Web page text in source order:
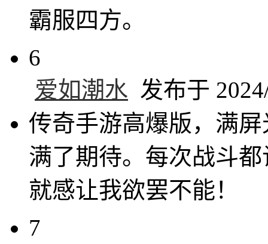
霸服四方。
6
爱如潮水 发布于
传奇手游高爆版，满
满了期待。每次战斗
就感让我欲罢不能！
7